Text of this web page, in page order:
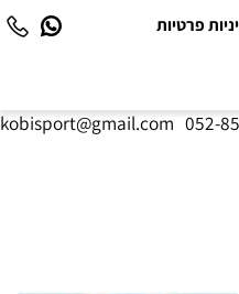
פרטיות
kobisport@gmail.com |052-